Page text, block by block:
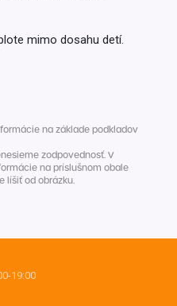
mimo dosahu detí.
na základe podkladov
zodpovednosť. V
na príslušnom obale
líšiť od obrázku.
19:00